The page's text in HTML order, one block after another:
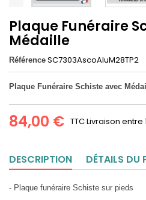
Plaque Funéraire
Médaille
Référence SC7303AscoAluM28TP2
Plaque Funéraire Schiste avec
84,00 € TTCLivraison entre
DESCRIPTION DÉTAILS DU
- Plaque funéraire Schiste sur pieds